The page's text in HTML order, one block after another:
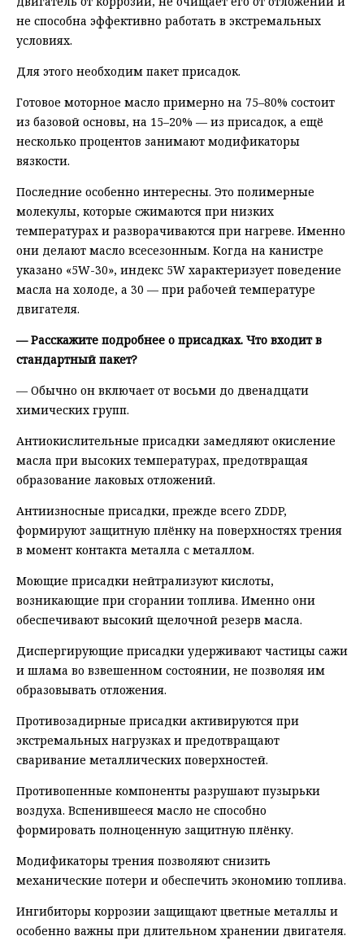
не способна эффективно работать в экстремальных
условиях.
Для этого необходим пакет присадок.
Готовое моторное масло примерно на 75–80% состоит
из базовой основы, на 15–20% — из присадок, а ещё
несколько процентов занимают модификаторы
вязкости.
Последние особенно интересны. Это полимерные
молекулы, которые сжимаются при низких
температурах и разворачиваются при нагреве. Именно
они делают масло всесезонным. Когда на канистре
указано «5W-30», индекс 5W характеризует поведение
масла на холоде, а 30 — при рабочей температуре
двигателя.
— Расскажите подробнее о присадках. Что входит в
стандартный пакет?
— Обычно он включает от восьми до двенадцати
химических групп.
Антиокислительные присадки замедляют окисление
масла при высоких температурах, предотвращая
образование лаковых отложений.
Антиизносные присадки, прежде всего ZDDP,
формируют защитную плёнку на поверхностях трения
в момент контакта металла с металлом.
Моющие присадки нейтрализуют кислоты,
возникающие при сгорании топлива. Именно они
обеспечивают высокий щелочной резерв масла.
Диспергирующие присадки удерживают частицы сажи
и шлама во взвешенном состоянии, не позволяя им
образовывать отложения.
Противозадирные присадки активируются при
экстремальных нагрузках и предотвращают
сваривание металлических поверхностей.
Противопенные компоненты разрушают пузырьки
воздуха. Вспенившееся масло не способно
формировать полноценную защитную плёнку.
Модификаторы трения позволяют снизить
механические потери и обеспечить экономию топлива.
Ингибиторы коррозии защищают цветные металлы и
особенно важны при длительном хранении двигателя.